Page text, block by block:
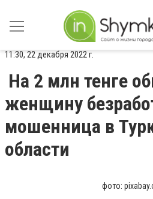
11:30, 22 декабря 2022 г.
На 2 млн тенге
женщину
мошенница в
области
фото: